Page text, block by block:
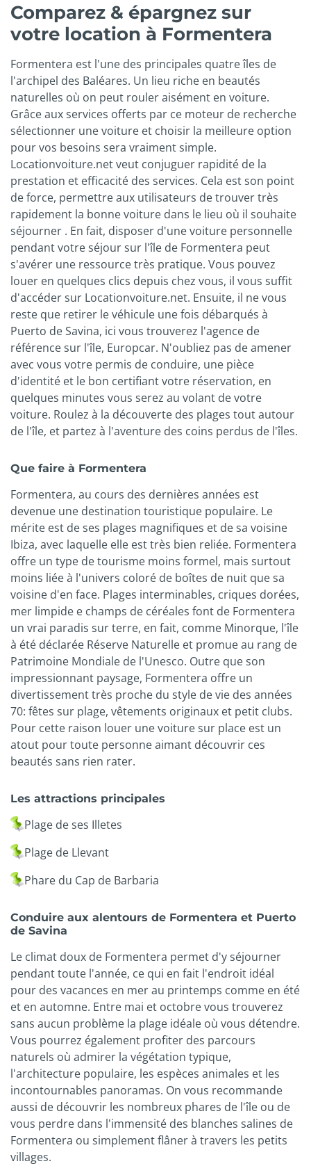
Comparez & épargnez sur
votre location à Formentera
Formentera est l'une des principales quatre îles de
l'archipel des Baléares. Un lieu riche en beautés
naturelles où on peut rouler aisément en voiture.
Grâce aux services offerts par ce moteur de recherche
sélectionner une voiture et choisir la meilleure option
pour vos besoins sera vraiment simple.
Locationvoiture.net veut conjuguer rapidité de la
prestation et efficacité des services. Cela est son point
de force, permettre aux utilisateurs de trouver très
rapidement la bonne voiture dans le lieu où il souhaite
séjourner . En fait, disposer d'une voiture personnelle
pendant votre séjour sur l'île de Formentera peut
s'avérer une ressource très pratique. Vous pouvez
louer en quelques clics depuis chez vous, il vous suffit
d'accéder sur Locationvoiture.net. Ensuite, il ne vous
reste que retirer le véhicule une fois débarqués à
Puerto de Savina, ici vous trouverez l'agence de
référence sur l'île, Europcar. N'oubliez pas de amener
avec vous votre permis de conduire, une pièce
d'identité et le bon certifiant votre réservation, en
quelques minutes vous serez au volant de votre
voiture. Roulez à la découverte des plages tout autour
de l'île, et partez à l'aventure des coins perdus de l'îles.
Que faire à Formentera
Formentera, au cours des dernières années est
devenue une destination touristique populaire. Le
mérite est de ses plages magnifiques et de sa voisine
Ibiza, avec laquelle elle est très bien reliée. Formentera
offre un type de tourisme moins formel, mais surtout
moins liée à l'univers coloré de boîtes de nuit que sa
voisine d'en face. Plages interminables, criques dorées,
mer limpide e champs de céréales font de Formentera
un vrai paradis sur terre, en fait, comme Minorque, l'île
à été déclarée Réserve Naturelle et promue au rang de
Patrimoine Mondiale de l'Unesco. Outre que son
impressionnant paysage, Formentera offre un
divertissement très proche du style de vie des années
70: fêtes sur plage, vêtements originaux et petit clubs.
Pour cette raison louer une voiture sur place est un
atout pour toute personne aimant découvrir ces
beautés sans rien rater.
Les attractions principales
Plage de ses Illetes
Plage de Llevant
Phare du Cap de Barbaria
Conduire aux alentours de Formentera et Puerto
de Savina
Le climat doux de Formentera permet d'y séjourner
pendant toute l'année, ce qui en fait l'endroit idéal
pour des vacances en mer au printemps comme en été
et en automne. Entre mai et octobre vous trouverez
sans aucun problème la plage idéale où vous détendre.
Vous pourrez également profiter des parcours
naturels où admirer la végétation typique,
l'architecture populaire, les espèces animales et les
incontournables panoramas. On vous recommande
aussi de découvrir les nombreux phares de l'île ou de
vous perdre dans l'immensité des blanches salines de
Formentera ou simplement flâner à travers les petits
villages.